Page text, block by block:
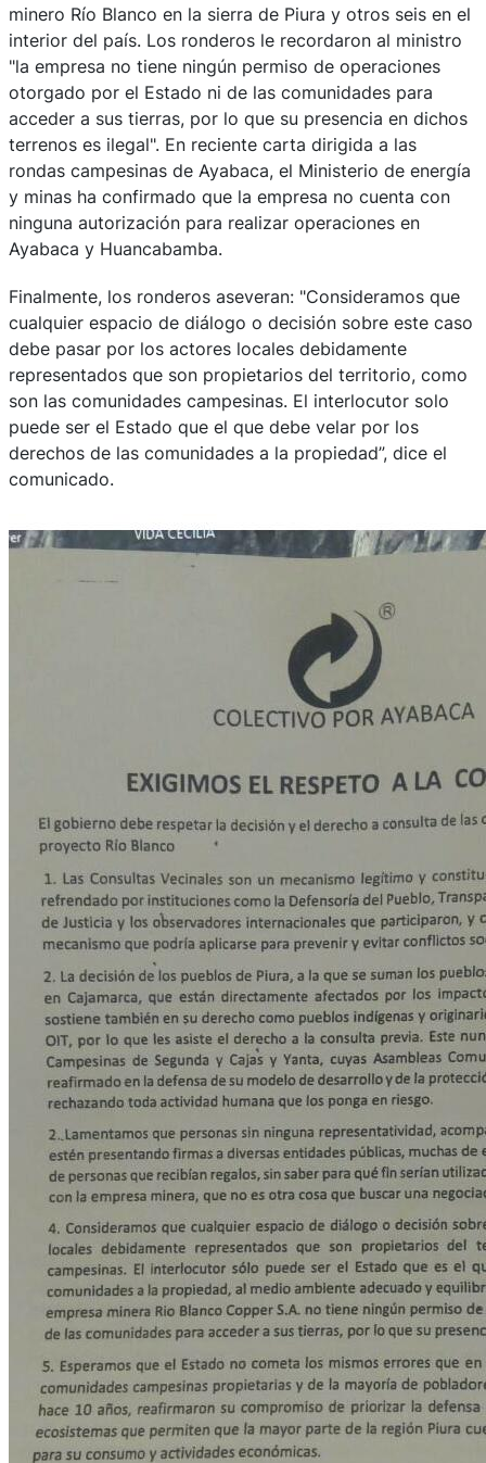
minero Río Blanco en la sierra de Piura y otros seis en el
interior del país. Los ronderos le recordaron al ministro
"la empresa no tiene ningún permiso de operaciones
otorgado por el Estado ni de las comunidades para
acceder a sus tierras, por lo que su presencia en dichos
terrenos es ilegal". En reciente carta dirigida a las
rondas campesinas de Ayabaca, el Ministerio de energía
y minas ha confirmado que la empresa no cuenta con
ninguna autorización para realizar operaciones en
Ayabaca y Huancabamba.
Finalmente, los ronderos aseveran: "Consideramos que
cualquier espacio de diálogo o decisión sobre este caso
debe pasar por los actores locales debidamente
representados que son propietarios del territorio, como
son las comunidades campesinas. El interlocutor solo
puede ser el Estado que el que debe velar por los
derechos de las comunidades a la propiedad”, dice el
comunicado.